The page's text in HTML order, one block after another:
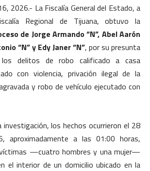
2026.- La Fiscalía General del Estado, a
Regional de Tijuana, obtuvo la
de Jorge Armando “N”, Abel Aarón
“N” y Edy Janer “N”, por su presunta
los delitos de robo calificado a casa
con violencia, privación ilegal de la
y robo de vehículo ejecutado con
investigación, los hechos ocurrieron el 28
aproximadamente a las 01:00 horas,
—cuatro hombres y una mujer—
el interior de un domicilio ubicado en la